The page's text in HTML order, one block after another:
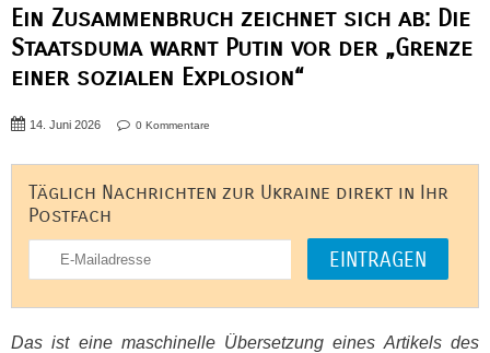
Ein Zusammenbruch zeichnet sich ab: Die
Staatsduma warnt Putin vor der „Grenze
einer sozialen Explosion“
14. Juni 2026 0 Kommentare
Täglich Nachrichten zur Ukraine direkt in Ihr
Postfach
Das ist eine maschinelle Übersetzung eines Artikels des